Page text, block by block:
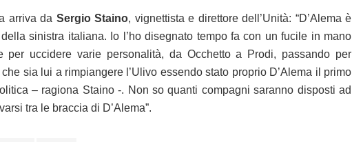
arriva da Sergio Staino, vignettista e direttore dell’Unità: “D’Alema è
sinistra italiana. Io l’ho disegnato tempo fa con un fucile in mano
per uccidere varie personalità, da Occhetto a Prodi, passando per
sia lui a rimpiangere l’Ulivo essendo stato proprio D’Alema il primo
– ragiona Staino -. Non so quanti compagni saranno disposti ad
tra le braccia di D’Alema”.